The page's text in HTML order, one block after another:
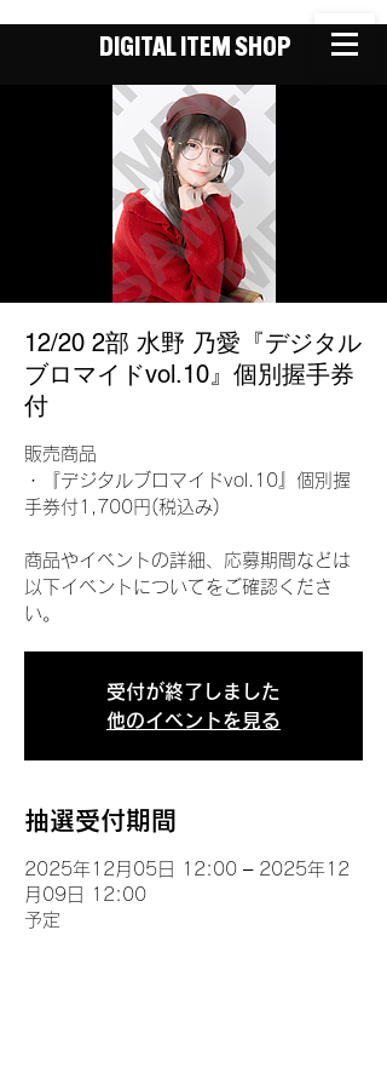
DIGITAL ITEM SHOP
12/20 2部 水野 乃愛『デジタル
ブロマイドvol.10』個別握手券
付
販売商品
・『デジタルブロマイドvol.10』個別握
手券付1,700円(税込み)
商品やイベントの詳細、応募期間などは
以下イベントについてをご確認くださ
い。
受付が終了しました
他のイベントを見る
抽選受付期間
2025年12月05日 12:00 – 2025年12
月09日 12:00
予定